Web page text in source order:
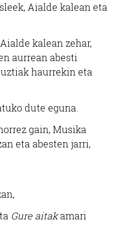
Aialde kalean eta
kalean zehar,
aurrean abesti
haurrekin eta
dute eguna.
gain, Musika
eta abesten jarri,
Gure aitakamari